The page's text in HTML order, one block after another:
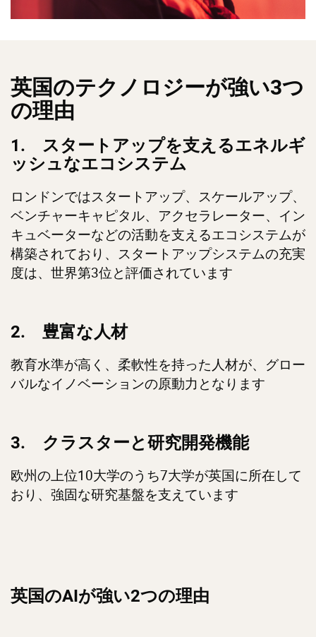
英国のテクノロジーが強い3つ
の理由
1. スタートアップを支えるエネルギ
ッシュなエコシステム
ロンドンではスタートアップ、スケールアップ、
ベンチャーキャピタル、アクセラレーター、イン
キュベーターなどの活動を支えるエコシステムが
構築されており、スタートアップシステムの充実
度は、世界第3位と評価されています
2. 豊富な人材
教育水準が高く、柔軟性を持った人材が、グロー
バルなイノベーションの原動力となります
3. クラスターと研究開発機能
欧州の上位10大学のうち7大学が英国に所在して
おり、強固な研究基盤を支えています
英国のAIが強い2つの理由